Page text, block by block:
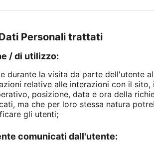
Personali trattati
/ di utilizzo:
durante la visita da parte dell'utente
relative alle interazioni con il
posizione, data e ora della
ma che per loro stessa natura
gli utenti;
comunicati dall'utente: